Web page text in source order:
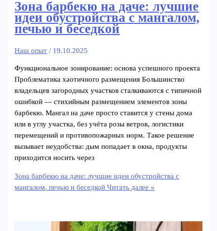
Зона барбекю на даче: лучшие
идеи обустройства с мангалом,
печью и беседкой
Наш опыт / 19.10.2025
Функциональное зонирование: основа успешного проекта
Проблематика хаотичного размещения Большинство
владельцев загородных участков сталкиваются с типичной
ошибкой — стихийным размещением элементов зоны
барбекю. Мангал на даче просто ставится у стены дома
или в углу участка, без учёта розы ветров, логистики
перемещений и противопожарных норм. Такое решение
вызывает неудобства: дым попадает в окна, продукты
приходится носить через
Зона барбекю на даче: лучшие идеи обустройства с
мангалом, печью и беседкой Читать далее »